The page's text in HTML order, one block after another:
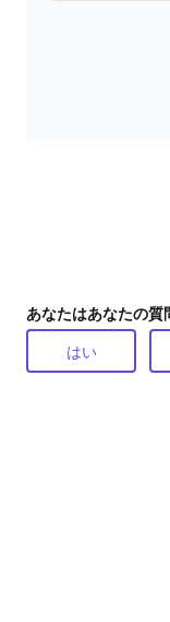
あなたはあなたの質
はい